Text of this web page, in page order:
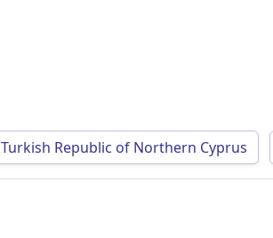
Turkish Republic of Northern Cyprus